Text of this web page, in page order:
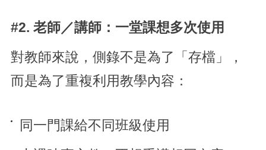
#2. 老師／講師：一堂課想多次使用
對教師來說，側錄不是為了「存檔」，
而是為了重複利用教學內容：
同一門課給不同班級使用